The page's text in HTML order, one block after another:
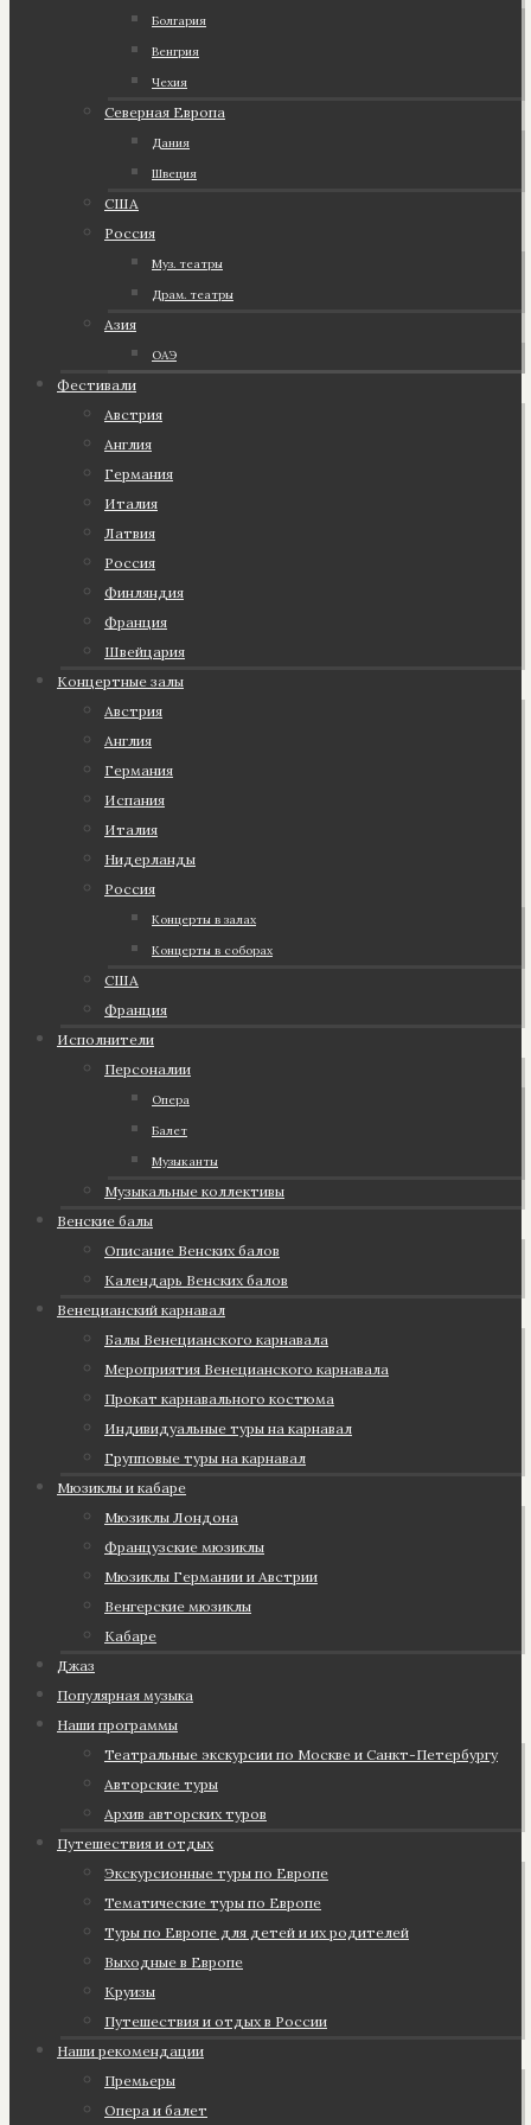
Болгария
Венгрия
Чехия
Северная Европа
Дания
Швеция
США
Россия
Муз. театры
Драм. театры
Азия
ОАЭ
Фестивали
Австрия
Англия
Германия
Италия
Латвия
Россия
Финляндия
Франция
Швейцария
Концертные залы
Австрия
Англия
Германия
Испания
Италия
Нидерланды
Россия
Концерты в залах
Концерты в соборах
США
Франция
Исполнители
Персоналии
Опера
Балет
Музыканты
Музыкальные коллективы
Венские балы
Описание Венских балов
Календарь Венских балов
Венецианский карнавал
Балы Венецианского карнавала
Мероприятия Венецианского карнавала
Прокат карнавального костюма
Индивидуальные туры на карнавал
Групповые туры на карнавал
Мюзиклы и кабаре
Мюзиклы Лондона
Французские мюзиклы
Мюзиклы Германии и Австрии
Венгерские мюзиклы
Кабаре
Джаз
Популярная музыка
Наши программы
Театральные экскурсии по Москве и Санкт-Петербургу
Авторские туры
Архив авторских туров
Путешествия и отдых
Экскурсионные туры по Европе
Тематические туры по Европе
Туры по Европе для детей и их родителей
Выходные в Европе
Круизы
Путешествия и отдых в России
Наши рекомендации
Премьеры
Опера и балет